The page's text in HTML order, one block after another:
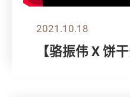
2021.10.18
【骆振伟 X 饼